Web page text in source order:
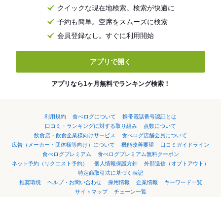
クイックな現在地検索。検索が快適に
予約も簡単。空席をスムーズに検索
会員登録なし。すぐに利用開始
アプリで開く
アプリなら1ヶ月無料でランキング検索！
利用規約 食べログについて
携帯電話番号認証とは
口コミ・ランキングに対する取り組み
点数について
飲食店・飲食企業様向けサービス
食べログ店舗会員について
広告（メーカー・団体様等向け）について
機能改善要望
口コミガイドライン
食べログプレミアム
食べログプレミアム無料クーポン
ネット予約（リクエスト予約）
個人情報保護方針
外部送信（オプトアウト）
特定商取引法に基づく表記
推奨環境
ヘルプ・お問い合わせ 採用情報 企業情報
キーワード一覧
サイトマップ
チェーン一覧